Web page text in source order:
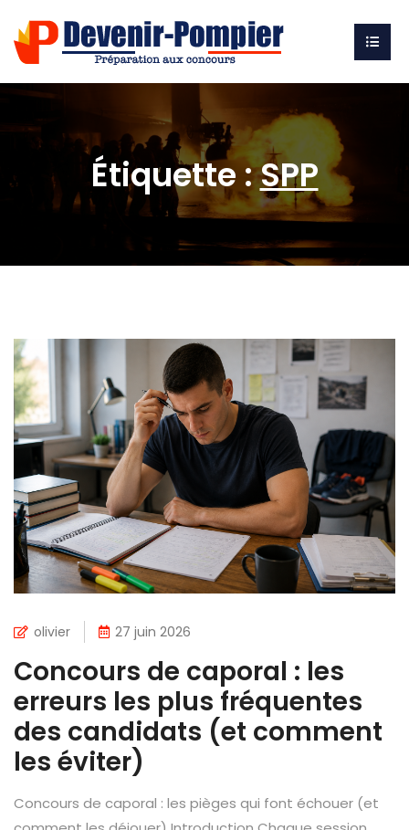
Étiquette :SPP
olivier 27 juin 2026
Concours de caporal : les
erreurs les plus fréquentes
des candidats (et comment
les éviter)
Concours de caporal : les pièges qui font échouer (et